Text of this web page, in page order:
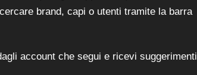
brand, capi o utenti tramite la barra
account che segui e ricevi suggerimenti